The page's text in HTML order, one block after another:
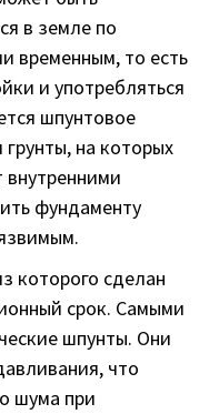
в земле по
временным, то есть
и употребляться
шпунтовое
грунты, на которых
фундаменту
которого сделан
срок. Самыми
шпунты. Они
что
шума при